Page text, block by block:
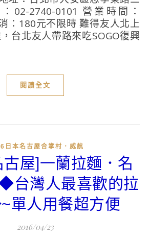
02-2740-0101 營業時間：
：180元不限時 難得友人北上
台北友人帶路來吃SOGO復興
閱讀全文
日本名古屋合掌村．威航
屋]一蘭拉麵．名
台灣人最喜歡的拉
單人用餐超方便
2016/04/23